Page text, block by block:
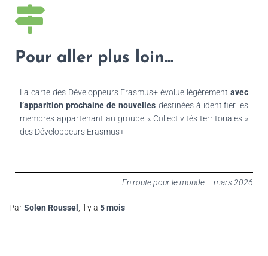
Pour aller plus loin...
La carte des Développeurs Erasmus+ évolue légèrement avec
l’apparition prochaine de nouvelles destinées à identifier les
membres appartenant au groupe « Collectivités territoriales »
des Développeurs Erasmus+
En route pour le monde – mars 2026
ParSolen Roussel , il y a 5 mois